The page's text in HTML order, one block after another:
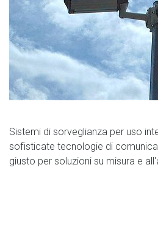
Sistemi di sorveglianza per uso
sofisticate tecnologie di
giusto per soluzioni su misura e